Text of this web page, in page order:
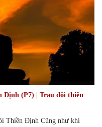
Định (P7) | Trau dồi thiền
Thiền Định Cũng như khi